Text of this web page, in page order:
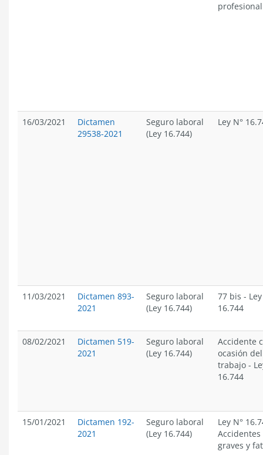
profesional
16/03/2021
Dictamen
29538-2021
Seguro laboral
(Ley 16.744)
Ley N°
11/03/2021
Dictamen 893-
2021
Seguro laboral
(Ley 16.744)
77 bis -
16.744
08/02/2021
Dictamen 519-
2021
Seguro laboral
(Ley 16.744)
Accidente
ocasión del
trabajo -
16.744
15/01/2021
Dictamen 192-
2021
Seguro laboral
(Ley 16.744)
Ley N°
Accidentes
graves y